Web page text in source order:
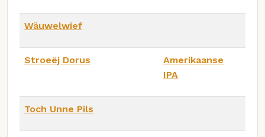
Wäuwelwief
Stroeëj Dorus
Amerikaanse
IPA
Toch Unne Pils